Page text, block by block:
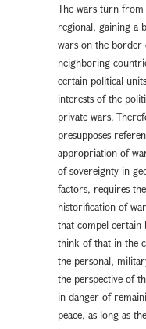
The wars turn from
regional, gaining a
wars on the border
neighboring
certain political
interests of the
private wars.
presupposes
appropriation of
of sovereignty in
factors, requires
historification of
that compel certain
think of that in the
the personal,
the perspective of
in danger of
peace, as long as